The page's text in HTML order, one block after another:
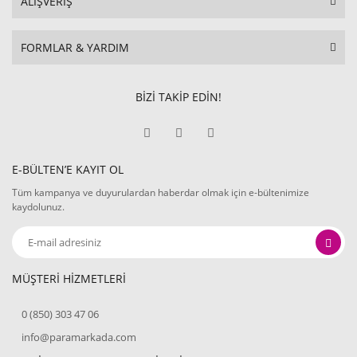
FORMLAR & YARDIM
BİZİ TAKİP EDİN!
E-BÜLTEN’E KAYIT OL
Tüm kampanya ve duyurulardan haberdar olmak için e-bültenimize
kaydolunuz.
MÜŞTERİ HİZMETLERİ
0 (850) 303 47 06
info@paramarkada.com